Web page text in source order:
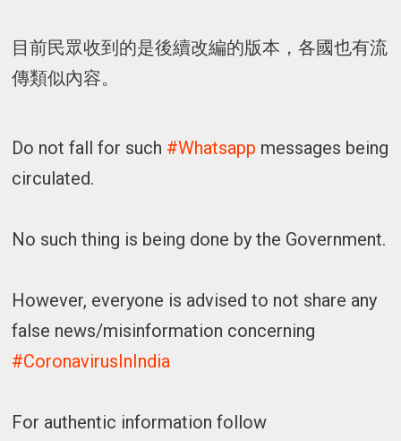
目前民眾收到的是後續改編的版本，各國也有流
傳類似內容。
Do not fall for such #Whatsapp messages being
circulated.
No such thing is being done by the Government.
However, everyone is advised to not share any
false news/misinformation concerning
#CoronavirusInIndia
For authentic information follow